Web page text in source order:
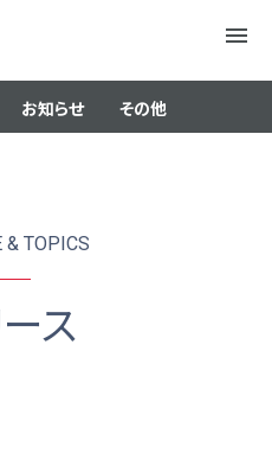
メニュ
お知らせ その他
& TOPICS
ス